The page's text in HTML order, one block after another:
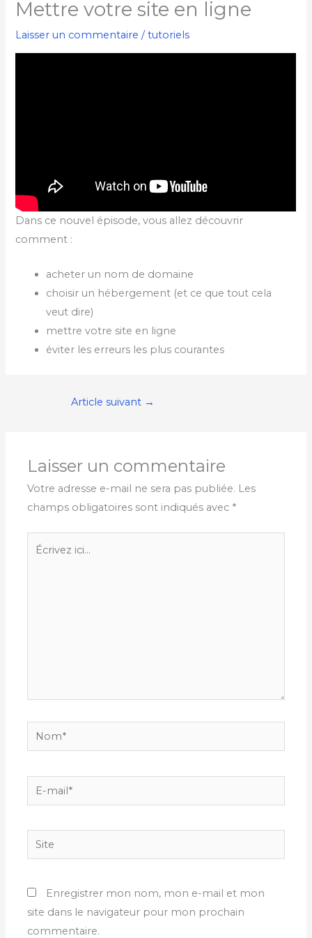
Mettre votre site en ligne
Laisser un commentaire /tutoriels
Dans ce nouvel épisode, vous allez découvrir
comment :
acheter un nom de domaine
choisir un hébergement (et ce que tout cela
veut dire)
mettre votre site en ligne
éviter les erreurs les plus courantes
Article suivant →
Laisser un commentaire
Votre adresse e-mail ne sera pas publiée. Les
champs obligatoires sont indiqués avec *
Écrivez
Nom*
E-
mail*
Site
Enregistrer mon nom, mon e-mail et mon
site dans le navigateur pour mon prochain
commentaire.